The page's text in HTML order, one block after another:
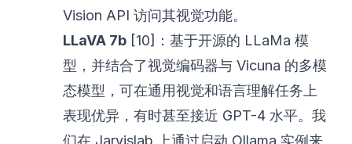
Vision API 访问其视觉功能。
LLaVA 7b [10]：基于开源的 LLaMa 模
型，并结合了视觉编码器与 Vicuna 的多模
态模型，可在通用视觉和语言理解任务上
表现优异，有时甚至接近 GPT-4 水平。我
们在 Jarvislab 上通过启动 Ollama 实例来